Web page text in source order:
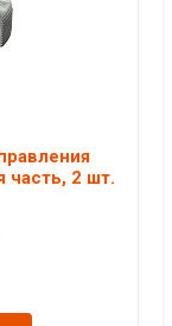
часть, 2 шт.